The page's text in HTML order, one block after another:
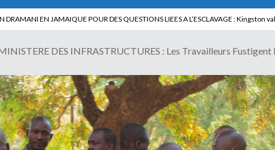
DRAMANI EN JAMAIQUE POUR DES QUESTIONS LIEES A L’ESCLAVAGE : Kingston
DES INFRASTRUCTURES : Les Travailleurs